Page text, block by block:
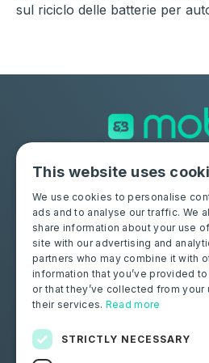
sul riciclo delle batterie per
Soluzioni
Negozio
Moba Certify Pro
Privati
This website uses
We use cookies to personalise
ads and to analyse our traffic. We
share information about your use
site with our advertising and
partners who may combine it with
information that you’ve provided
or that they’ve collected from your
their services. Read more
STRICTLY NECESSARY